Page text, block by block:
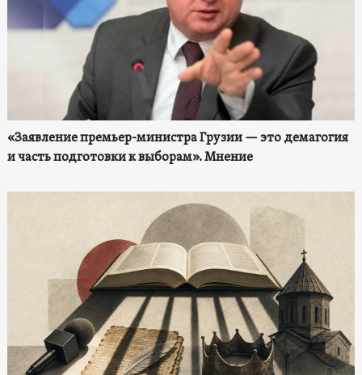
«Заявление премьер-министра Грузии — это демагогия
и часть подготовки к выборам». Мнение